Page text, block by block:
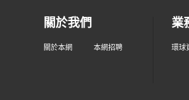
關於我們
關於本網 本網招聘
業
環球